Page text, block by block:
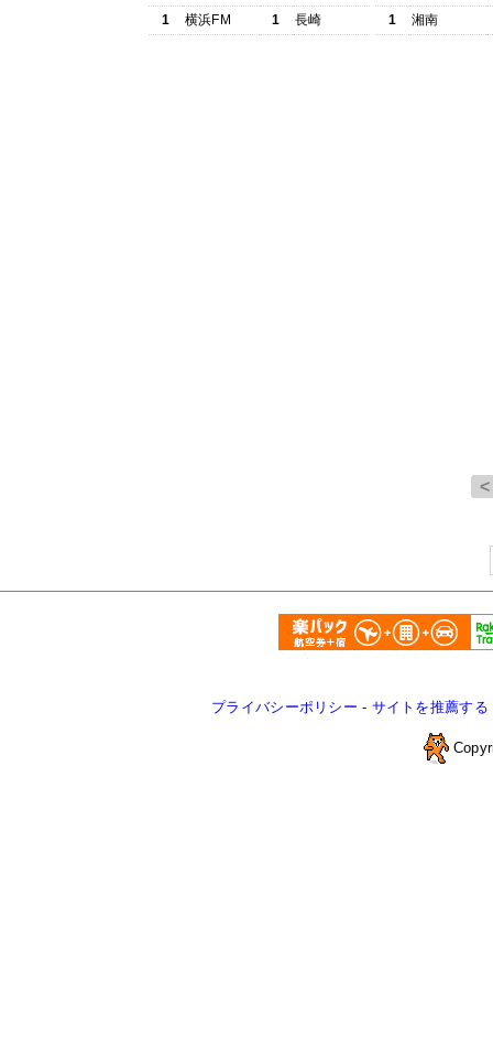
1
横浜FM 1 長崎
1
湘南
プライバシーポリシー - サイトを推薦する